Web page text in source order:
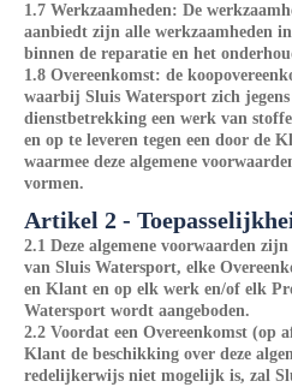
1.7 Werkzaamheden: De
aanbiedt zijn alle werkzaamheden
binnen de reparatie en het
1.8 Overeenkomst: de
waarbij Sluis Watersport zich
dienstbetrekking een werk van
en op te leveren tegen een door de
waarmee deze algemene
vormen.
Artikel 2 -
2.1 Deze algemene voorwaarden
van Sluis Watersport, elke
en Klant en op elk werk en/of elk
Watersport wordt aangeboden.
2.2 Voordat een Overeenkomst (op
Klant de beschikking over deze
redelijkerwijs niet mogelijk is, zal